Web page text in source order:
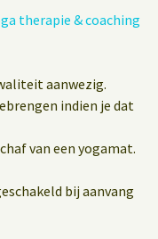
therapie & coaching
aanwezig.
indien je dat
van een yogamat.
bij aanvang